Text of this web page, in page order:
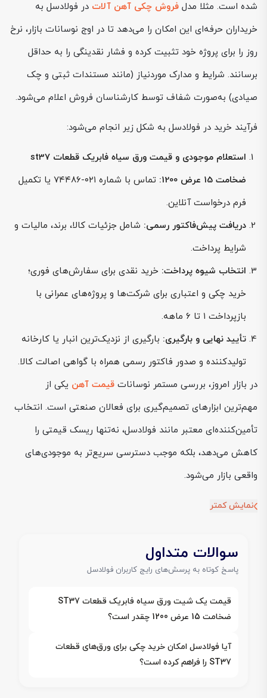
شده است. مثلا مدل فروش چکی آهن آلات در فولادسل به
خریداران حرفه‌ای این امکان را می‌دهد تا در اوج نوسانات بازار، نرخ
روز را برای پروژه خود تثبیت کرده و فشار نقدینگی را به حداقل
برسانند. شرایط و مدارک موردنیاز (مانند مستندات ثبتی و چک
صیادی) به‌صورت شفاف توسط کارشناسان فروش اعلام می‌شود.
فرآیند خرید در فولادسل به شکل زیر انجام می‌شود:
استعلام موجودی و قیمت ورق سیاه فابریک قطعات st37
ضخامت 15 عرض 1200:
تماس با شماره ۰۲۱-۷۴۴۸۶ یا تکمیل
فرم درخواست آنلاین.
دریافت پیش‌فاکتور رسمی: شامل جزئیات کالا، برند، مالیات و
شرایط پرداخت.
انتخاب شیوه پرداخت: خرید نقدی برای سفارش‌های فوری؛
خرید چکی و اعتباری برای شرکت‌ها و پروژه‌های عمرانی با
بازپرداخت ۱ تا ۶ ماهه.
تأیید نهایی و بارگیری: بارگیری از نزدیک‌ترین انبار یا کارخانه
تولیدکننده و صدور فاکتور رسمی همراه با گواهی اصالت کالا.
در بازار امروز، بررسی مستمر نوسانات قیمت آهن یکی از
مهم‌ترین ابزارهای تصمیم‌گیری برای فعالان صنعتی است. انتخاب
تأمین‌کننده‌ای معتبر مانند فولادسل، نه‌تنها ریسک قیمتی را
کاهش می‌دهد، بلکه موجب دسترسی سریع‌تر به موجودی‌های
واقعی بازار می‌شود.
نمایش کمتر
سوالات متداول
پاسخ کوتاه به پرسش‌های رایج کاربران فولادسل
قیمت یک شیت ورق سیاه فابریک قطعات ST37
ضخامت 15 عرض 1200 چقدر است؟
آیا فولادسل امکان خرید چکی برای ورق‌های قطعات
ST37 را فراهم کرده است؟